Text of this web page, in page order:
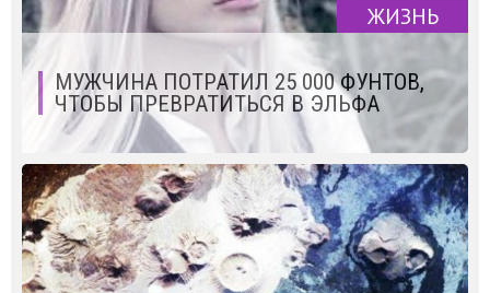
ЖИЗНЬ
МУЖЧИНА ПОТРАТИЛ 25 000 ФУНТОВ,
ЧТОБЫ ПРЕВРАТИТЬСЯ В ЭЛЬФА